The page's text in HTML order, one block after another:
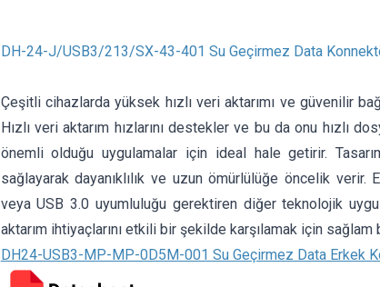
DH-24-J/USB3/213/SX-43-401 Su Geçirmez Data
Çeşitli cihazlarda yüksek hızlı veri aktarımı ve güvenilir
Hızlı veri aktarım hızlarını destekler ve bu da onu hızlı
önemli olduğu uygulamalar için ideal hale getirir.
sağlayarak dayanıklılık ve uzun ömürlülüğe öncelik
veya USB 3.0 uyumluluğu gerektiren diğer teknolojik
aktarım ihtiyaçlarını etkili bir şekilde karşılamak için sağlam
DH24-USB3-MP-MP-0D5M-001 Su Geçirmez Data Erkek